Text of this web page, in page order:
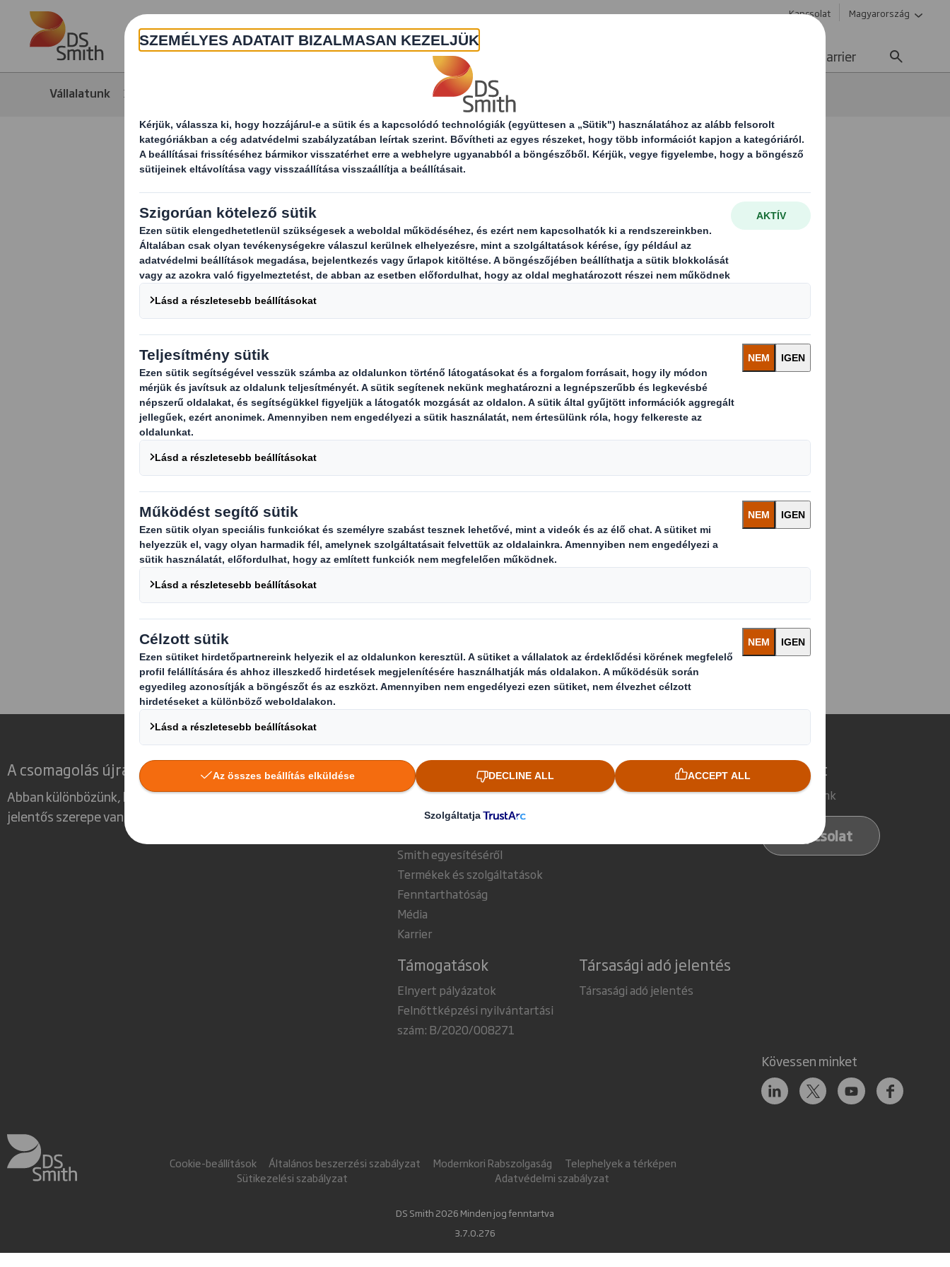
Skip to main content Kapcsolat Magyarország
Rólunk Termékek és szolgáltatások Karrier
Vállalatunk Felelős beszerzés
Modernkori rabszolgaság
A DS Smith Group számos különböző szervezettel áll
kapcsolatban az ellátási láncban, melyben működik, valamint
nagyszámú munkavállalót foglalkoztat közvetlenül. A DS Smith
zéró toleranciát alkalmaz a modernkori rabszolgatartással
szemben mind a szervezet teljes egészében, mind az ellátási
láncán belül.
A 2015-ös modernkori rabszolgaságra vonatkozó törvény bevezetését követően
felülvizsgáltuk az irányelveknek való megfelelési és kockázatkezelési folyamatainkat,
hogy meghatározzuk, mire vonatkozóan rendelkezünk már intézkedésekkel, és
milyen további intézkedésekre lehet szükség a rabszolgaság és az embercsempészet
megakadályozása érdekében vállalkozásunk bármely részében vagy ellátási
láncainkban. Az alábbi irányelvek támasztják alá szemléletünket, elveinket, valamint a
rabszolgaságról és embercsempészetről szóló éves nyilatkozatunk is tájékoztatásul
szolgál.
A csomagolás újraértelmezése a változó világban
Abban különbözünk, hogy látjuk, hogy a csomagolásnak
jelentős szerepe van a minket körülvevő világban.
Kik vagyunk
A DS Smith-ről
Az International Paperről
Smith egyesítéséről
Termékek és szolgáltatások
Fenntarthatóság
Média
Karrier
Mit kínálunk
Csomagolási megoldások
Kapcsolat
Telephelyeink
Kapcsolat
Támogatások
Elnyert pályázatok
Felnőttképzési nyilvántartási
szám: B/2020/008271
Társasági adó jelentés
Társasági adó jelentés
Kövessen minket
Cookie-beállítások Általános beszerzési szabályzat Modernkori Rabszolgaság
Telephelyek a térképen
Sütikezelési szabályzat
Adatvédelmi szabályzat
DS Smith 2026 Minden jog fenntartva
3.7.0.276